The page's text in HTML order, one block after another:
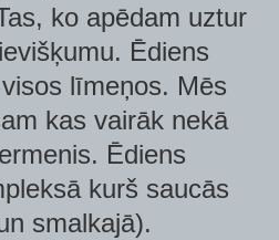
ko apēdam uztur
Ēdiens
līmeņos. Mēs
kas vairāk nekā
Ēdiens
kurš saucās
smalkajā).